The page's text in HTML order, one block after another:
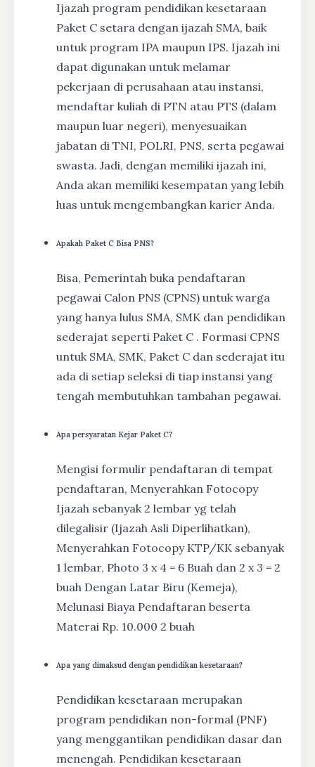
Ijazah program pendidikan kesetaraan
Paket C setara dengan ijazah SMA, baik
untuk program IPA maupun IPS. Ijazah ini
dapat digunakan untuk melamar
pekerjaan di perusahaan atau instansi,
mendaftar kuliah di PTN atau PTS (dalam
maupun luar negeri), menyesuaikan
jabatan di TNI, POLRI, PNS, serta pegawai
swasta. Jadi, dengan memiliki ijazah ini,
Anda akan memiliki kesempatan yang lebih
luas untuk mengembangkan karier Anda.
Apakah Paket C Bisa PNS?
Bisa, Pemerintah buka pendaftaran
pegawai Calon PNS (CPNS) untuk warga
yang hanya lulus SMA, SMK dan pendidikan
sederajat seperti Paket C . Formasi CPNS
untuk SMA, SMK, Paket C dan sederajat itu
ada di setiap seleksi di tiap instansi yang
tengah membutuhkan tambahan pegawai.
Apa persyaratan Kejar Paket C?
Mengisi formulir pendaftaran di tempat
pendaftaran, Menyerahkan Fotocopy
Ijazah sebanyak 2 lembar yg telah
dilegalisir (Ijazah Asli Diperlihatkan),
Menyerahkan Fotocopy KTP/KK sebanyak
1 lembar, Photo 3 x 4 = 6 Buah dan 2 x 3 = 2
buah Dengan Latar Biru (Kemeja),
Melunasi Biaya Pendaftaran beserta
Materai Rp. 10.000 2 buah
Apa yang dimaksud dengan pendidikan kesetaraan?
Pendidikan kesetaraan merupakan
program pendidikan non-formal (PNF)
yang menggantikan pendidikan dasar dan
menengah. Pendidikan kesetaraan